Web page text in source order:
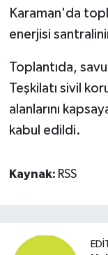
Karaman'da
enerjisi
Toplantıda,
Teşkilatı sivil
alanlarını
kabul edildi.
Kaynak: RSS